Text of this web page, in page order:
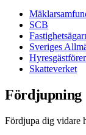
SCB
Sveriges
Skatteverket
Fördjupning
Fördjupa dig vidare